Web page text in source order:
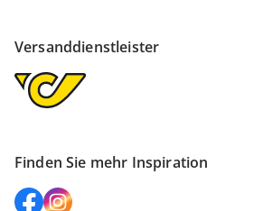
Versanddienstleister
Finden Sie mehr Inspiration